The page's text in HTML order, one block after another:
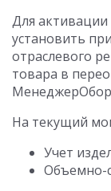
Для активации
установить
отраслевого
товара в
На текущий
Учет
Объемно-